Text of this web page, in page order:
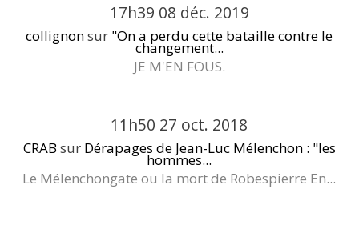
17h39 08 déc. 2019
collignonsur "On a perdu cette bataille contre le
changement...
JE M'EN FOUS.
11h50 27 oct. 2018
CRAB sur Dérapages de Jean-Luc Mélenchon : "les
hommes...
Le Mélenchongate ou la mort de Robespierre En...